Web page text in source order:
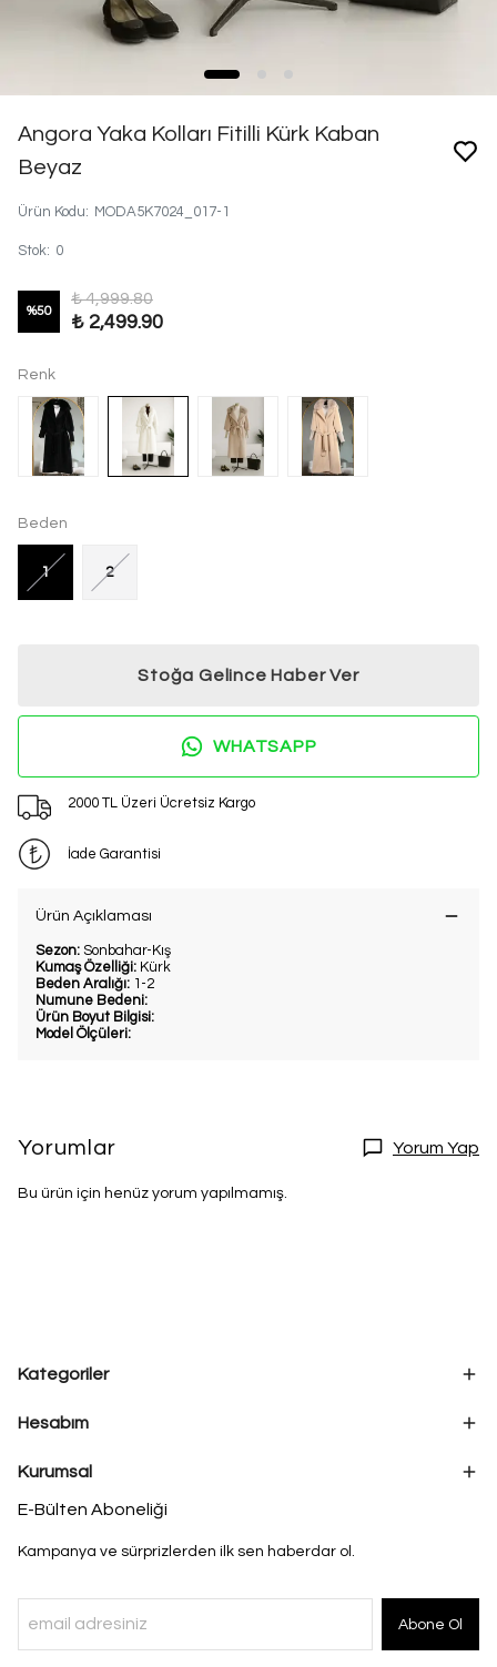
Angora Yaka Kolları Fitilli Kürk Kaban
Beyaz
Ürün Kodu: MODA5K7024_017-1
Stok: 0
%50
₺ 4,999.80
₺ 2,499.90
Renk
Beden
1 2
Stoğa Gelince Haber Ver
WHATSAPP
2000 TL Üzeri Ücretsiz Kargo
İade Garantisi
Ürün Açıklaması
Sezon: Sonbahar-Kış
Kumaş Özelliği: Kürk
Beden Aralığı: 1-2
Numune Bedeni:
Ürün Boyut Bilgisi:
Model Ölçüleri:
Yorumlar Yorum Yap
Bu ürün için henüz yorum yapılmamış.
Kategoriler
Hesabım
Kurumsal
E-Bülten Aboneliği
Kampanya ve sürprizlerden ilk sen haberdar ol.
Abone Ol